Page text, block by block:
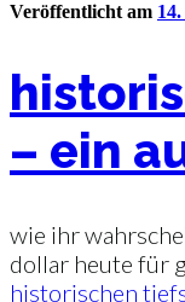
Veröffentlicht am
– ein
wie ihr
dollar heute für
historischen